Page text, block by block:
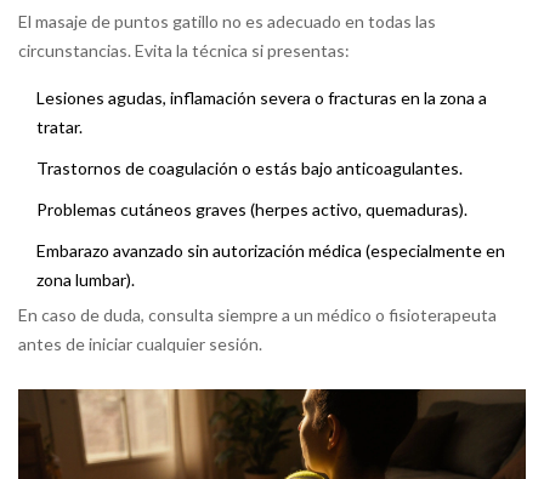
El masaje de puntos gatillo no es adecuado en todas las
circunstancias. Evita la técnica si presentas:
Lesiones agudas, inflamación severa o fracturas en la zona a
tratar.
Trastornos de coagulación o estás bajo anticoagulantes.
Problemas cutáneos graves (herpes activo, quemaduras).
Embarazo avanzado sin autorización médica (especialmente en
zona lumbar).
En caso de duda, consulta siempre a un médico o fisioterapeuta
antes de iniciar cualquier sesión.